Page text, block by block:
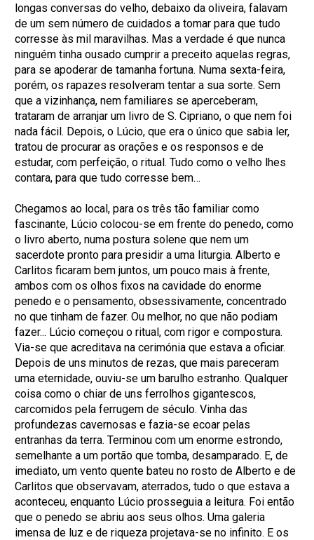
longas conversas do velho, debaixo da oliveira, falavam
de um sem número de cuidados a tomar para que tudo
corresse às mil maravilhas. Mas a verdade é que nunca
ninguém tinha ousado cumprir a preceito aquelas regras,
para se apoderar de tamanha fortuna. Numa sexta-feira,
porém, os rapazes resolveram tentar a sua sorte. Sem
que a vizinhança, nem familiares se aperceberam,
trataram de arranjar um livro de S. Cipriano, o que nem foi
nada fácil. Depois, o Lúcio, que era o único que sabia ler,
tratou de procurar as orações e os responsos e de
estudar, com perfeição, o ritual. Tudo como o velho lhes
contara, para que tudo corresse bem…
Chegamos ao local, para os três tão familiar como
fascinante, Lúcio colocou-se em frente do penedo, como
o livro aberto, numa postura solene que nem um
sacerdote pronto para presidir a uma liturgia. Alberto e
Carlitos ficaram bem juntos, um pouco mais à frente,
ambos com os olhos fixos na cavidade do enorme
penedo e o pensamento, obsessivamente, concentrado
no que tinham de fazer. Ou melhor, no que não podiam
fazer... Lúcio começou o ritual, com rigor e compostura.
Via-se que acreditava na cerimónia que estava a oficiar.
Depois de uns minutos de rezas, que mais pareceram
uma eternidade, ouviu-se um barulho estranho. Qualquer
coisa como o chiar de uns ferrolhos gigantescos,
carcomidos pela ferrugem de século. Vinha das
profundezas cavernosas e fazia-se ecoar pelas
entranhas da terra. Terminou com um enorme estrondo,
semelhante a um portão que tomba, desamparado. E, de
imediato, um vento quente bateu no rosto de Alberto e de
Carlitos que observavam, aterrados, tudo o que estava a
aconteceu, enquanto Lúcio prosseguia a leitura. Foi então
que o penedo se abriu aos seus olhos. Uma galeria
imensa de luz e de riqueza projetava-se no infinito. E os